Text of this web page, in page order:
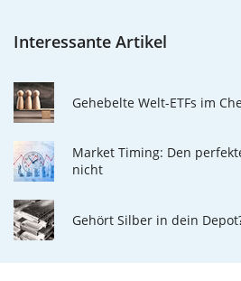
Interessante Artikel
Gehebelte Welt-ETFs im
Market Timing: Den
nicht
Gehört Silber in dein